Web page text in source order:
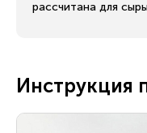
рассчитана для
Инструкция